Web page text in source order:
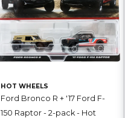
HOT WHEELS
Ford Bronco R + '17 Ford F-
150 Raptor - 2-pack - Hot